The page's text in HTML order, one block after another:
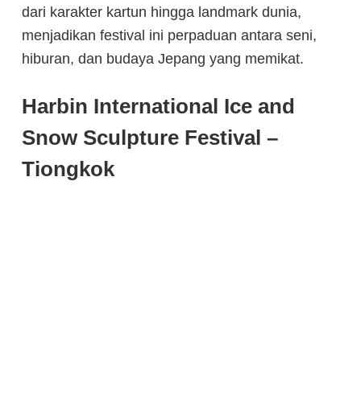
dari karakter kartun hingga landmark dunia,
menjadikan festival ini perpaduan antara seni,
hiburan, dan budaya Jepang yang memikat.
Harbin International Ice and
Snow Sculpture Festival –
Tiongkok